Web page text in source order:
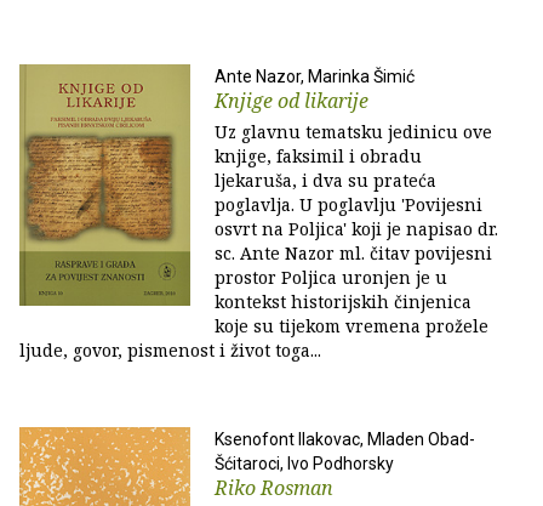
Ante Nazor, Marinka Šimić
Knjige od likarije
Uz glavnu tematsku jedinicu ove
knjige, faksimil i obradu
ljekaruša, i dva su prateća
poglavlja. U poglavlju 'Povijesni
osvrt na Poljica' koji je napisao dr.
sc. Ante Nazor ml. čitav povijesni
prostor Poljica uronjen je u
kontekst historijskih činjenica
koje su tijekom vremena prožele
ljude, govor, pismenost i život toga...
Ksenofont Ilakovac, Mladen Obad-
Šćitaroci, Ivo Podhorsky
Riko Rosman